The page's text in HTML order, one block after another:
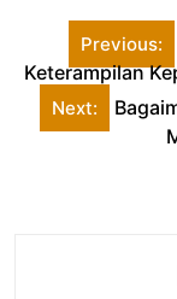
navigation
Previous:
Keterampilan
Next: